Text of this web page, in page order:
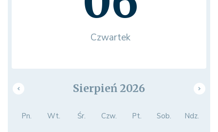
Czwartek
Sierpień 2026
Pn. Wt. Śr. Czw. Pt. Sob. Ndz.